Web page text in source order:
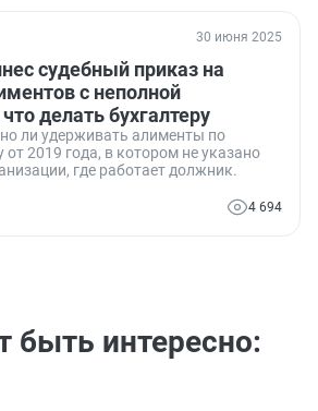
30 июня 2025
судебный приказ на
с неполной
делать бухгалтеру
ли удерживать алименты по
от 2019 года, в котором не указано
где работает должник.
4 694
интересно: